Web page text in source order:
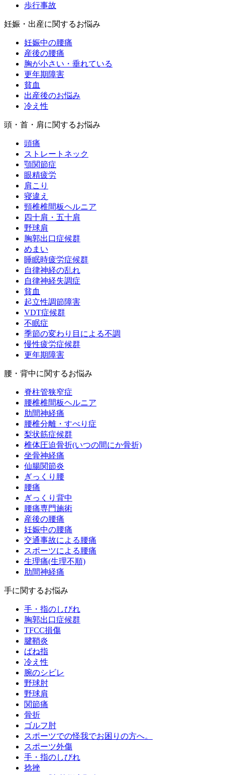
歩行事故
妊娠・出産に関するお悩み
妊娠中の腰痛
産後の腰痛
胸が小さい・垂れている
更年期障害
貧血
出産後のお悩み
冷え性
頭・首・肩に関するお悩み
頭痛
ストレートネック
顎関節症
眼精疲労
肩こり
寝違え
頸椎椎間板ヘルニア
四十肩・五十肩
野球肩
胸郭出口症候群
めまい
睡眠時疲労症候群
自律神経の乱れ
自律神経失調症
貧血
起立性調節障害
VDT症候群
不眠症
季節の変わり目による不調
慢性疲労症候群
更年期障害
腰・背中に関するお悩み
脊柱管狭窄症
腰椎椎間板ヘルニア
肋間神経痛
腰椎分離・すべり症
梨状筋症候群
椎体圧迫骨折(いつの間にか骨折)
坐骨神経痛
仙腸関節炎
ぎっくり腰
腰痛
ぎっくり背中
腰痛専門施術
産後の腰痛
妊娠中の腰痛
交通事故による腰痛
スポーツによる腰痛
生理痛(生理不順)
肋間神経痛
手に関するお悩み
手・指のしびれ
胸郭出口症候群
TFCC損傷
腱鞘炎
ばね指
冷え性
腕のシビレ
野球肘
野球肩
関節痛
骨折
ゴルフ肘
スポーツでの怪我でお困りの方へ。
スポーツ外傷
手・指のしびれ
捻挫